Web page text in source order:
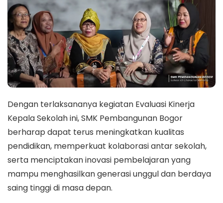
Dengan terlaksananya kegiatan Evaluasi Kinerja
Kepala Sekolah ini, SMK Pembangunan Bogor
berharap dapat terus meningkatkan kualitas
pendidikan, memperkuat kolaborasi antar sekolah,
serta menciptakan inovasi pembelajaran yang
mampu menghasilkan generasi unggul dan berdaya
saing tinggi di masa depan.